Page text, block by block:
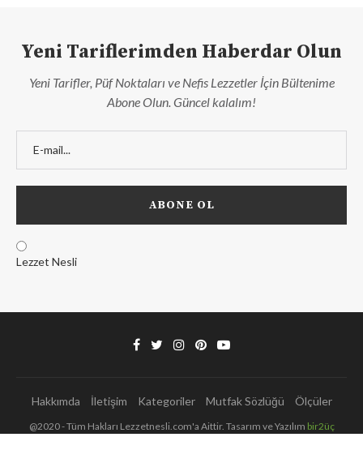
Yeni Tariflerimden Haberdar Olun
Yeni Tarifler, Püf Noktaları ve Nefis Lezzetler İçin Bültenime
Abone Olun. Güncel kalalım!
Lezzet Nesli
Hakkımda İletişim Kategoriler Mutfak Sözlüğü Ölçüler
@2020 - Tüm Hakları Lezzetnesli.com'a Aittir. Tasarım ve Yazılım bir2üç